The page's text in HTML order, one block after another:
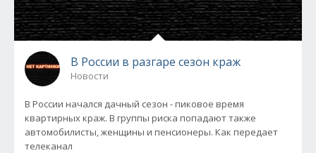
В России в разгаре сезон краж
Новости
В России начался дачный сезон - пиковое время
квартирных краж. В группы риска попадают также
автомобилисты, женщины и пенсионеры. Как передает
телеканал